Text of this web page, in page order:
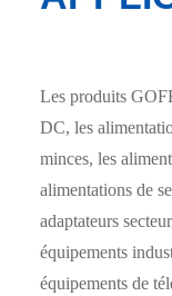
Les produits
DC, les
minces, les
alimentations de
adaptateurs
équipements
équipements de